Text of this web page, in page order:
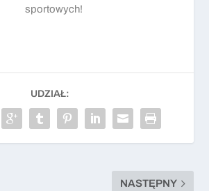
sportowych!
UDZIAŁ:
NASTĘPNY